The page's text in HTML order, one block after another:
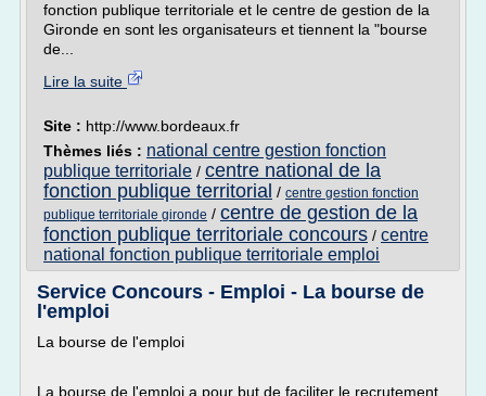
fonction publique territoriale et le centre de gestion de la
Gironde en sont les organisateurs et tiennent la "bourse
de...
Lire la suite
Site : http://www.bordeaux.fr
Thèmes liés : national centre gestion fonction
publique territoriale / centre national de la
fonction publique territorial / centre gestion fonction
publique territoriale gironde / centre de gestion de la
fonction publique territoriale concours / centre
national fonction publique territoriale emploi
Service Concours - Emploi - La bourse de
l'emploi
La bourse de l'emploi
La bourse de l'emploi a pour but de faciliter le recrutement